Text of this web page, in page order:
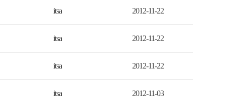
itsa 2012-11-22
itsa 2012-11-22
itsa 2012-11-22
itsa 2012-11-03